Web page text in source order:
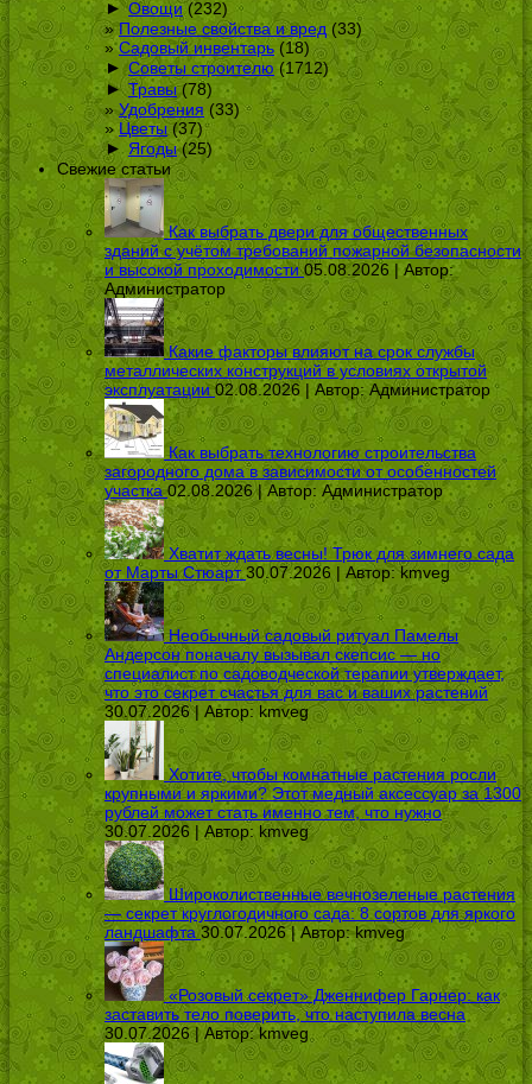
► Овощи(232)
Полезные свойства и вред (33)
Садовый инвентарь (18)
► Советы строителю (1712)
► Травы(78)
Удобрения (33)
Цветы(37)
► Ягоды(25)
Свежие статьи
Как выбрать двери для общественных
зданий с учётом требований пожарной безопасности
и высокой проходимости 05.08.2026 | Автор:
Администратор
Какие факторы влияют на срок службы
металлических конструкций в условиях открытой
эксплуатации 02.08.2026 | Автор:Администратор
Как выбрать технологию строительства
загородного дома в зависимости от особенностей
участка 02.08.2026 | Автор: Администратор
Хватит ждать весны! Трюк для зимнего сада
от Марты Стюарт 30.07.2026 | Автор:kmveg
Необычный садовый ритуал Памелы
Андерсон поначалу вызывал скепсис — но
специалист по садоводческой терапии утверждает,
что это секрет счастья для вас и ваших растений
30.07.2026 | Автор: kmveg
Хотите, чтобы комнатные растения росли
крупными и яркими? Этот медный аксессуар за 1300
рублей может стать именно тем, что нужно
30.07.2026 | Автор: kmveg
Широколиственные вечнозеленые растения
— секрет круглогодичного сада: 8 сортов для яркого
ландшафта 30.07.2026 | Автор:kmveg
«Розовый секрет» Дженнифер Гарнер: как
заставить тело поверить, что наступила весна
30.07.2026 | Автор:kmveg